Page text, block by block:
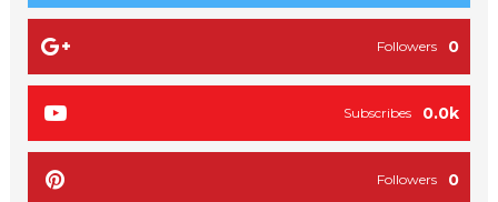
0
Followers
0.0k
Subscribes
0
Followers